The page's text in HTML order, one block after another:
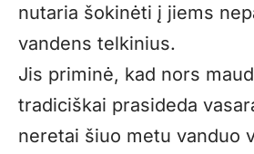
nutaria šokinėti į jiems
vandens telkinius.
Jis priminė, kad nors
tradiciškai prasideda
neretai šiuo metu vanduo